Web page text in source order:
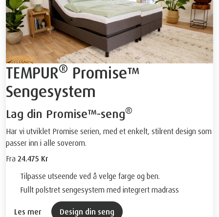
TEMPUR® Promise™
Sengesystem
Lag din Promise™-seng®
Har vi utviklet Promise serien, med et enkelt, stilrent design som
passer inn i alle soverom.
Fra 24.475 Kr
Tilpasse utseende ved å velge farge og ben.
Fullt polstret sengesystem med integrert madrass
Les mer Design din seng